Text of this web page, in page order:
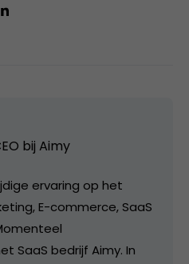
bij Aimy
ervaring op het
E-commerce, SaaS
SaaS bedrijf Aimy. In